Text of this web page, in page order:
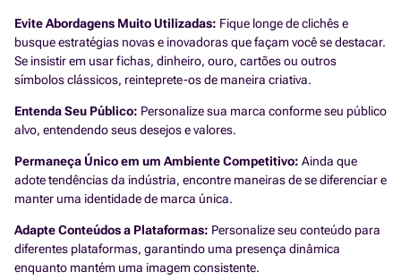
Evite Abordagens Muito Utilizadas: Fique longe de clichês e
busque estratégias novas e inovadoras que façam você se destacar.
Se insistir em usar fichas, dinheiro, ouro, cartões ou outros
símbolos clássicos, reinteprete-os de maneira criativa.
Entenda Seu Público: Personalize sua marca conforme seu público
alvo, entendendo seus desejos e valores.
Permaneça Único em um Ambiente Competitivo: Ainda que
adote tendências da indústria, encontre maneiras de se diferenciar e
manter uma identidade de marca única.
Adapte Conteúdos a Plataformas: Personalize seu conteúdo para
diferentes plataformas, garantindo uma presença dinâmica
enquanto mantém uma imagem consistente.